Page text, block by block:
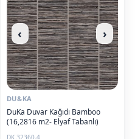
‹ ›
DU&KA
DuKa Duvar Kağıdı Bamboo
(16,2816 m2- Elyaf Tabanlı)
DK.32360-4